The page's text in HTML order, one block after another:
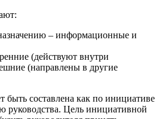
– информационные и
(действуют внутри
(направлены в другие
быть составлена как по инициативе
руководства. Цель инициативной